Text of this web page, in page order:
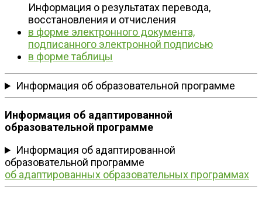
Информация о результатах перевода,
восстановления и отчисления
в форме электронного документа,
подписанного электронной подписью
в форме таблицы
Информация об образовательной программе
Информация об адаптированной
образовательной программе
Информация об адаптированной
образовательной программе
об адаптированных образовательных программах